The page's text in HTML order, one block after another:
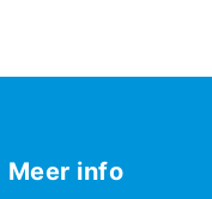
Meer info